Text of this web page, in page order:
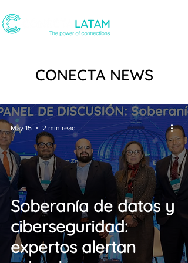
CONECTA NEWS
Soberanía de datos y
ciberseguridad:
expertos alertan
May 15 2 min read